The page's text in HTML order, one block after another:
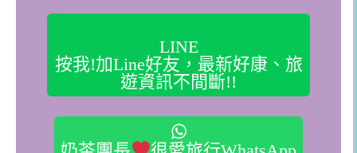
LINE
按我!加Line好友，最新好康、旅
遊資訊不間斷!!